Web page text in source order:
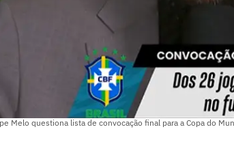
Melo questiona lista de convocação final para a Copa do